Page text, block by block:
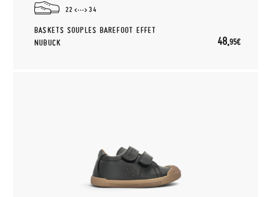
22 34
BASKETS SOUPLES BAREFOOT EFFET
NUBUCK
48,95€